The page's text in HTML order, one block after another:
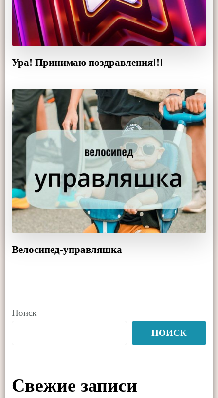
Ура! Принимаю поздравления!!!
Велосипед-управляшка
Поиск
ПОИСК
Свежие записи